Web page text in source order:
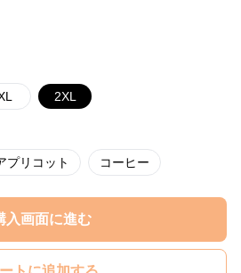
2XL
プリコット コーヒー
入画面に進む